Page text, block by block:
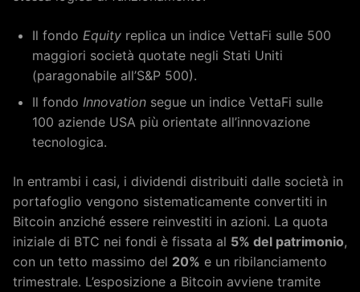
Il fondo Equity replica un indice VettaFi sulle 500
maggiori società quotate negli Stati Uniti
(paragonabile all’S&P 500).
Il fondo Innovation segue un indice VettaFi sulle
100 aziende USA più orientate all’innovazione
tecnologica.
In entrambi i casi, i dividendi distribuiti dalle società in
portafoglio vengono sistematicamente convertiti in
Bitcoin anziché essere reinvestiti in azioni. La quota
iniziale di BTC nei fondi è fissata al 5% del patrimonio,
con un tetto massimo del 20% e un ribilanciamento
trimestrale. L’esposizione a Bitcoin avviene tramite